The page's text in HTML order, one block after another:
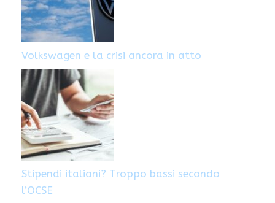
Volkswagen e la crisi ancora in atto
Stipendi italiani? Troppo bassi secondo
l’OCSE